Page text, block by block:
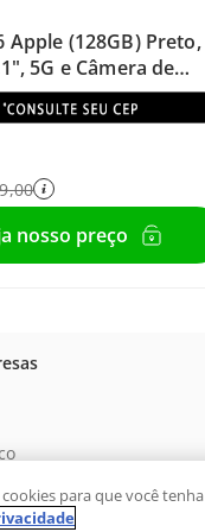
Apple (128GB) Preto,
5G e Câmera de
,00
para que você